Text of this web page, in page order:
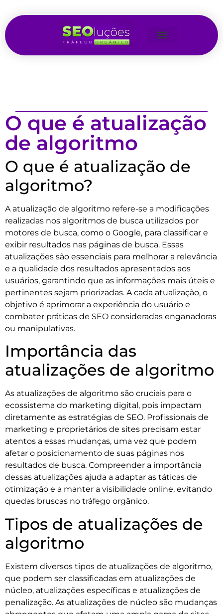
O que é atualização
de algoritmo
O que é atualização de
algoritmo?
A atualização de algoritmo refere-se a modificações
realizadas nos algoritmos de busca utilizados por
motores de busca, como o Google, para classificar e
exibir resultados nas páginas de busca. Essas
atualizações são essenciais para melhorar a relevância
e a qualidade dos resultados apresentados aos
usuários, garantindo que as informações mais úteis e
pertinentes sejam priorizadas. A cada atualização, o
objetivo é aprimorar a experiência do usuário e
combater práticas de SEO consideradas enganadoras
ou manipulativas.
Importância das
atualizações de algoritmo
As atualizações de algoritmo são cruciais para o
ecossistema do marketing digital, pois impactam
diretamente as estratégias de SEO. Profissionais de
marketing e proprietários de sites precisam estar
atentos a essas mudanças, uma vez que podem
afetar o posicionamento de suas páginas nos
resultados de busca. Compreender a importância
dessas atualizações ajuda a adaptar as táticas de
otimização e a manter a visibilidade online, evitando
quedas bruscas no tráfego orgânico.
Tipos de atualizações de
algoritmo
Existem diversos tipos de atualizações de algoritmo,
que podem ser classificadas em atualizações de
núcleo, atualizações específicas e atualizações de
penalização. As atualizações de núcleo são mudanças